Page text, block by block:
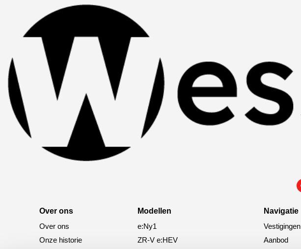
Over ons
Over ons
Onze historie
Modellen
e:Ny1
ZR-V e:HEV
Navigatie
Vestigingen
Aanbod